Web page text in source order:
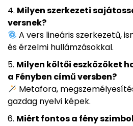
Milyen szerkezeti
versnek?
A vers lineáris szerkezetű,
és érzelmi hullámzásokkal.
Milyen költői eszközöket
a Fényben című versben?
Metafora,
gazdag nyelvi képek.
Miért fontos a fény